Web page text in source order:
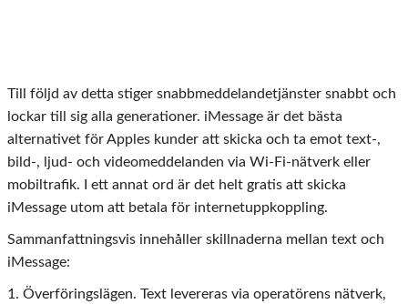
Till följd av detta stiger snabbmeddelandetjänster snabbt och
lockar till sig alla generationer. iMessage är det bästa
alternativet för Apples kunder att skicka och ta emot text-,
bild-, ljud- och videomeddelanden via Wi-Fi-nätverk eller
mobiltrafik. I ett annat ord är det helt gratis att skicka
iMessage utom att betala för internetuppkoppling.
Sammanfattningsvis innehåller skillnaderna mellan text och
iMessage:
1. Överföringslägen. Text levereras via operatörens nätverk,